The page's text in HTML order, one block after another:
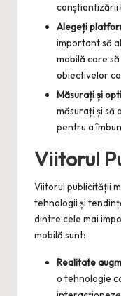
conștientizării
Alegeți
important să
mobilă care
obiectivelor
Măsurați și
măsurați și să
pentru a
Viitorul
Viitorul publicității
tehnologii și
dintre cele mai
mobilă sunt:
Realitate
o tehnologie